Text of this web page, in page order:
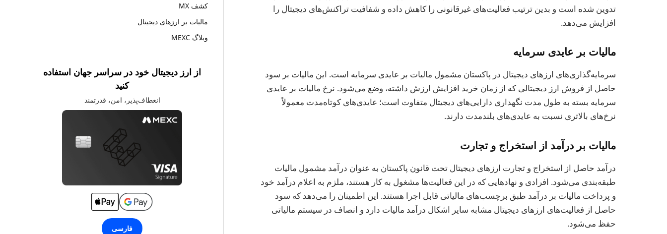
تدوین شده است و بدین ترتیب فعالیت‌های غیرقانونی را کاهش داده و شفافیت تراکنش‌های دیجیتال را
افزایش می‌دهد.
مالیات بر عایدی سرمایه
سرمایه‌گذاری‌های ارزهای دیجیتال در پاکستان مشمول مالیات بر عایدی سرمایه است. این مالیات بر سود
حاصل از فروش ارز دیجیتالی که از زمان خرید افزایش ارزش داشته، وضع می‌شود. نرخ مالیات بر عایدی
سرمایه بسته به طول مدت نگهداری دارایی‌های دیجیتال متفاوت است؛ عایدی‌های کوتاه‌مدت معمولاً
نرخ‌های بالاتری نسبت به عایدی‌های بلندمدت دارند.
مالیات بر درآمد از استخراج و تجارت
درآمد حاصل از استخراج و تجارت ارزهای دیجیتال تحت قانون پاکستان به عنوان درآمد مشمول مالیات
طبقه‌بندی می‌شود. افرادی و نهادهایی که در این فعالیت‌ها مشغول به کار هستند، ملزم به اعلام درآمد خود
و پرداخت مالیات بر درآمد طبق برچسب‌های مالیاتی قابل اجرا هستند. این اطمینان را می‌دهد که سود
حاصل از فعالیت‌های ارزهای دیجیتال مشابه سایر اشکال درآمد مالیات دارد و انصاف در سیستم مالیاتی
حفظ می‌شود.
کشف MX
مالیات بر ارزهای دیجیتال
وبلاگ MEXC
از ارز دیجیتال خود در سراسر جهان استفاده
کنید
انعطاف‌پذیر، امن، قدرتمند
فارسی